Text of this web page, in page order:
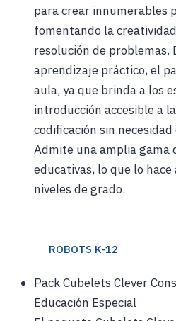
para crear innumerables
fomentando la
resolución de problemas.
aprendizaje práctico, el
aula, ya que brinda a los
introducción accesible a
codificación sin
Admite una amplia gama
educativas, lo que lo
niveles de grado.
ROBOTS K-12
Pack Cubelets Clever
Educación Especial